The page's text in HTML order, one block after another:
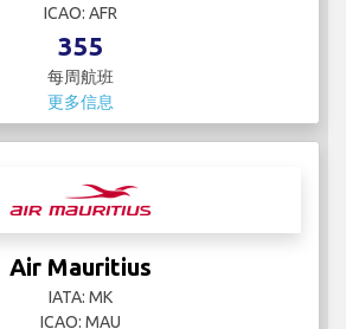
ICAO: AFR
355
每周航班
更多信息
Air Mauritius
IATA: MK
ICAO: MAU